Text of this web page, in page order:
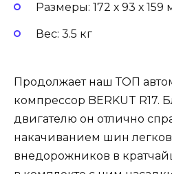
Размеры: 172 х 93 х 159
Вес: 3.5 кг
Продолжает наш ТОП
компрессор BERKUT R17.
двигателю он отлично
накачиванием шин
внедорожников в